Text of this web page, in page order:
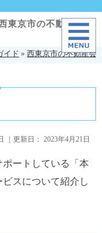
東京市の不動
イド » 西東京市の不動産会
｜更新日： 2023年4月21日
ートしている「本
スについて紹介し